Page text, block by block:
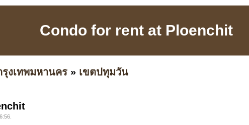
Condo for rent at Ploenchit
รุงเทพมหานคร » เขตปทุมวัน